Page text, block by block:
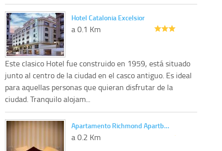
Hotel Catalonia Excelsior
a 0.1 Km
Este clasico Hotel fue construido en 1959, está situado
junto al centro de la ciudad en el casco antiguo. Es ideal
para aquellas personas que quieran disfrutar de la
ciudad. Tranquilo alojam...
Apartamento Richmond Apartb…
a 0.2 Km